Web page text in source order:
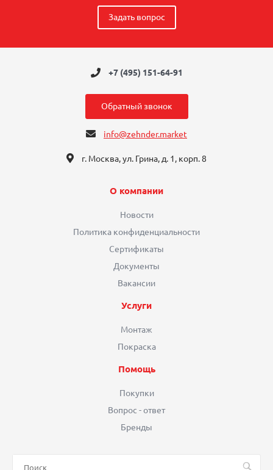
Задать вопрос
+7 (495) 151-64-91
Обратный звонок
info@zehnder.market
г. Москва, ул. Грина, д. 1, корп. 8
О компании
Новости
Политика конфиденциальности
Сертификаты
Документы
Вакансии
Услуги
Монтаж
Покраска
Помощь
Покупки
Вопрос - ответ
Бренды